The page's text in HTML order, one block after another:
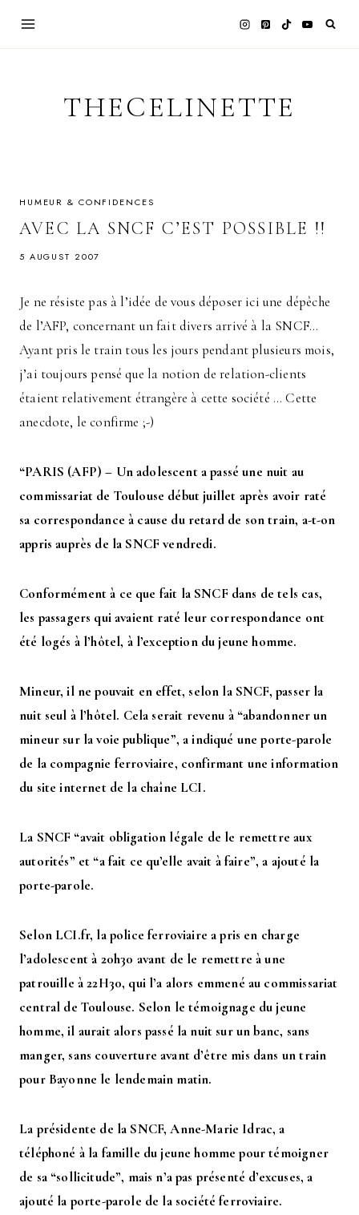
THECELINETTE
HUMEUR & CONFIDENCES
AVEC LA SNCF C’EST POSSIBLE !!
5 AUGUST 2007
Je ne résiste pas à l’idée de vous déposer ici une dépêche
de l’AFP, concernant un fait divers arrivé à la SNCF…
Ayant pris le train tous les jours pendant plusieurs mois,
j’ai toujours pensé que la notion de relation-clients
étaient relativement étrangère à cette société … Cette
anecdote, le confirme ;-)
“PARIS (AFP) – Un adolescent a passé une nuit au
commissariat de Toulouse début juillet après avoir raté
sa correspondance à cause du retard de son train, a-t-on
appris auprès de la SNCF vendredi.
Conformément à ce que fait la SNCF dans de tels cas,
les passagers qui avaient raté leur correspondance ont
été logés à l’hôtel, à l’exception du jeune homme.
Mineur, il ne pouvait en effet, selon la SNCF, passer la
nuit seul à l’hôtel. Cela serait revenu à “abandonner un
mineur sur la voie publique”, a indiqué une porte-parole
de la compagnie ferroviaire, confirmant une information
du site internet de la chaîne LCI.
La SNCF “avait obligation légale de le remettre aux
autorités” et “a fait ce qu’elle avait à faire”, a ajouté la
porte-parole.
Selon LCI.fr, la police ferroviaire a pris en charge
l’adolescent à 20h30 avant de le remettre à une
patrouille à 22H30, qui l’a alors emmené au commissariat
central de Toulouse. Selon le témoignage du jeune
homme, il aurait alors passé la nuit sur un banc, sans
manger, sans couverture avant d’être mis dans un train
pour Bayonne le lendemain matin.
La présidente de la SNCF, Anne-Marie Idrac, a
téléphoné à la famille du jeune homme pour témoigner
de sa “sollicitude”, mais n’a pas présenté d’excuses, a
ajouté la porte-parole de la société ferroviaire.